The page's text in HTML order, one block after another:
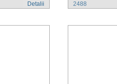
Detalii 2488